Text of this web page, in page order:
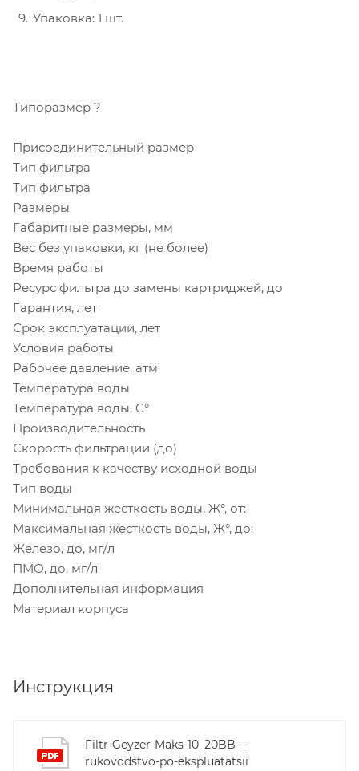
Упаковка: 1 шт.
Типоразмер ?
Присоединительный размер
Тип фильтра
Тип фильтра
Размеры
Габаритные размеры, мм
Вес без упаковки, кг (не более)
Время работы
Ресурс фильтра до замены картриджей, до
Гарантия, лет
Срок эксплуатации, лет
Условия работы
Рабочее давление, атм
Температура воды
Температура воды, C°
Производительность
Скорость фильтрации (до)
Требования к качеству исходной воды
Тип воды
Минимальная жесткость воды, Ж°, от:
Максимальная жесткость воды, Ж°, до:
Железо, до, мг/л
ПМО, до, мг/л
Дополнительная информация
Материал корпуса
Инструкция
Filtr-Geyzer-Maks-10_20BB-_-
rukovodstvo-po-ekspluatatsii